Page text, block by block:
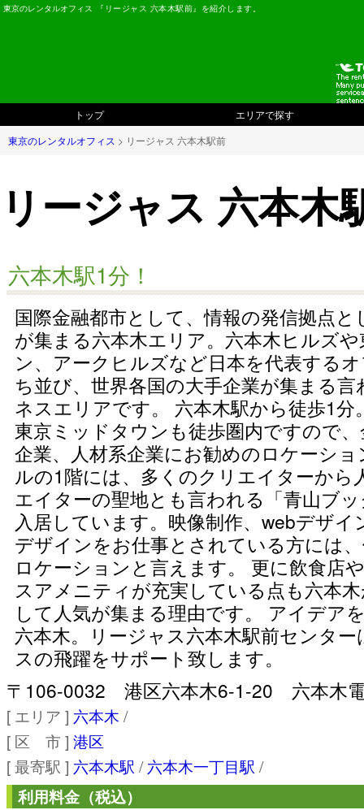
東京のレンタルオフィス 『リージャス 六本木駅前』を紹介します。
トップ
エリアで探す
東京のレンタルオフィス > リージャス 六本木駅前
リージャス 六本木
六本木駅1分！
国際金融都市として、情報の発信拠点と
が集まる六本木エリア。六本木ヒルズ
ン、アークヒルズなど日本を代表する
ち並び、世界各国の大手企業が集まる
ネスエリアです。 六本木駅から徒歩1分
東京ミッドタウンも徒歩圏内ですので
企業、人材系企業にお勧めのロケーシ
ルの1階には、多くのクリエイターから
エイターの聖地とも言われる「青山ブ
入居しています。映像制作、webデザ
デザインをお仕事とされている方には
ロケーションと言えます。 更に飲食店
スアメニティが充実している点も六本
して人気が集まる理由です。 アイデア
六本木。リージャス六本木駅前センタ
スの飛躍をサポート致します。
〒106-0032 港区六本木6-1-20 六本木
[ エリア ] 六本木 /
[ 区 市 ] 港区
[ 最寄駅 ] 六本木駅 /六本木一丁目駅 /
利用料金（税込）